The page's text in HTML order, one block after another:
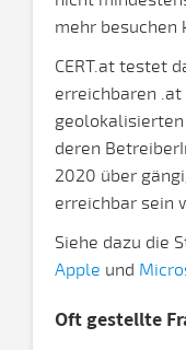
mehr besuchen
CERT.at testet
erreichbaren
deren
2020 über
erreichbar sein
Siehe dazu die
Apple und
Oft gestellte